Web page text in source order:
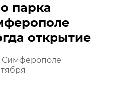
парка
открытие
Симферополе